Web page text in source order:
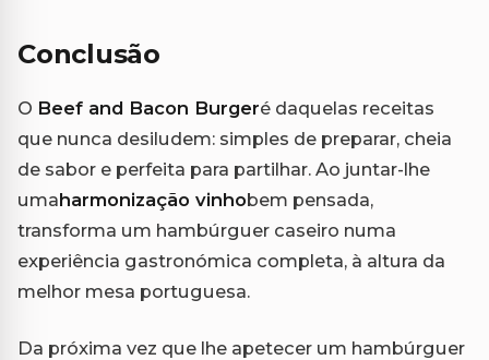
Conclusão
O Beef and Bacon Burgeré daquelas receitas
que nunca desiludem: simples de preparar, cheia
de sabor e perfeita para partilhar. Ao juntar-lhe
umaharmonização vinhobem pensada,
transforma um hambúrguer caseiro numa
experiência gastronómica completa, à altura da
melhor mesa portuguesa.
Da próxima vez que lhe apetecer um hambúrguer